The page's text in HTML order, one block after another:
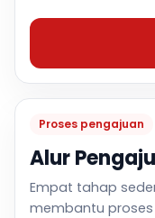
Proses pengajuan
Alur
Empat tahap
membantu proses